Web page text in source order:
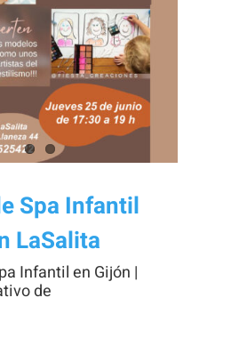
Spa Infantil
LaSalita
Infantil en Gijón |
de
Necesarias
Estas
cookies no
opcionales.
Son
necesarias
para que